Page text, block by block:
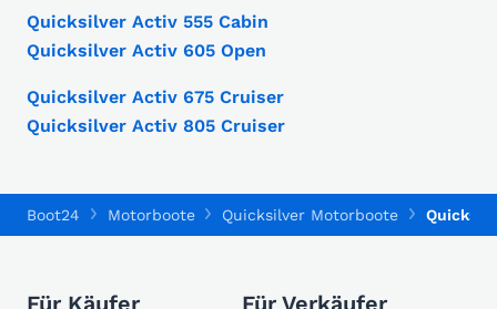
Quicksilver Activ 555 Cabin
Quicksilver Activ 605 Open
Quicksilver Activ 675 Cruiser
Quicksilver Activ 805 Cruiser
Boot24 Motorboote Quicksilver Motorboote
Für Käufer Für Verkäufer